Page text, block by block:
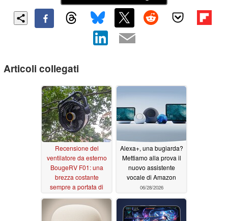
Articoli collegati
Recensione del
ventilatore da esterno
BougeRV F01: una
brezza costante
sempre a portata di
mano 07/03/2026
Alexa+, una bugiarda?
Mettiamo alla prova il
nuovo assistente
vocale di Amazon
06/28/2026